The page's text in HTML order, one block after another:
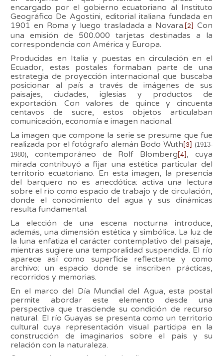
encargado por el gobierno ecuatoriano al Instituto
Geográfico De Agostini, editorial italiana fundada en
1901 en Roma y luego trasladada a Novara. [2]
Con
una emisión de 500.000 tarjetas destinadas a la
correspondencia con América y Europa.
Producidas en Italia y puestas en circulación en el
Ecuador, estas postales formaban parte de una
estrategia de proyección internacional que buscaba
posicionar al país a través de imágenes de sus
paisajes, ciudades, iglesias y productos de
exportación. Con valores de quince y cincuenta
centavos de sucre, estos objetos articulaban
comunicación, economía e imagen nacional.
La imagen que compone la serie se presume que fue
realizada por el fotógrafo alemán Bodo Wuth [3]
(1913-
1980), contemporáneo de Rolf Blomberg [4] , cuya
mirada contribuyó a fijar una estética particular del
territorio ecuatoriano. En esta imagen, la presencia
del barquero no es anecdótica: activa una lectura
sobre el río como espacio de trabajo y de circulación,
donde el conocimiento del agua y sus dinámicas
resulta fundamental.
La elección de una escena nocturna introduce,
además, una dimensión estética y simbólica. La luz de
la luna enfatiza el carácter contemplativo del paisaje,
mientras sugiere una temporalidad suspendida. El río
aparece así como superficie reflectante y como
archivo: un espacio donde se inscriben prácticas,
recorridos y memorias.
En el marco del Día Mundial del Agua, esta postal
permite abordar este elemento desde una
perspectiva que trasciende su condición de recurso
natural. El río Guayas se presenta como un territorio
cultural cuya representación visual participa en la
construcción de imaginarios sobre el país y su
relación con la naturaleza.